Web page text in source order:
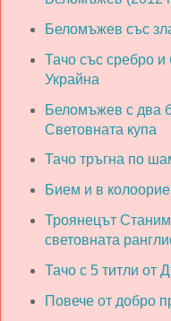
Беломъжев със
Тачо със сребро и
Украйна
Беломъжев с два
Световната купа
Тачо тръгна по
Бием и в
Троянецът
световната
Тачо с 5 титли от
Повече от добро